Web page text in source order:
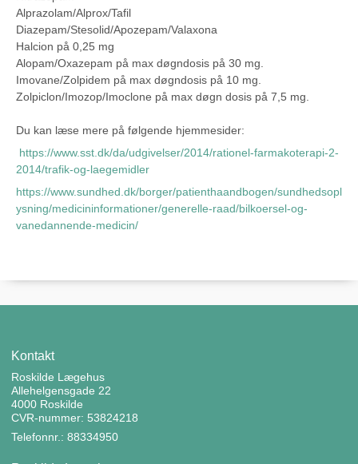
Alprazolam/Alprox/Tafil
Diazepam/Stesolid/Apozepam/Valaxona
Halcion på 0,25 mg
Alopam/Oxazepam på max døgndosis på 30 mg.
Imovane/Zolpidem på max døgndosis på 10 mg.
Zolpiclon/Imozop/Imoclone på max døgn dosis på 7,5 mg.
Du kan læse mere på følgende hjemmesider:
https://www.sst.dk/da/udgivelser/2014/rationel-farmakoterapi-2-
2014/trafik-og-laegemidler
https://www.sundhed.dk/borger/patienthaandbogen/sundhedsopl
ysning/medicininformationer/generelle-raad/bilkoersel-og-
vanedannende-medicin/
Kontakt
Roskilde Lægehus
Allehelgensgade 22
4000 Roskilde
CVR-nummer: 53824218
Telefonnr.: 88334950